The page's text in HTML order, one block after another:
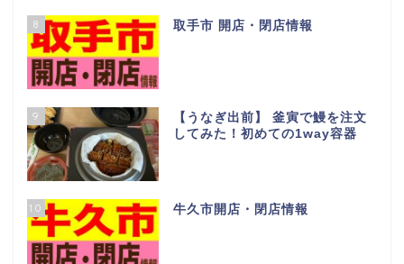
8 取手市 開店・閉店情報
9
【うなぎ出前】 釜寅で鰻を注文
してみた！初めての1way容器
10 牛久市開店・閉店情報